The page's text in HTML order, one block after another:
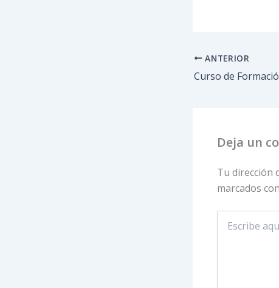
ANTERIOR
Deja un
Tu dirección
marcados con
aquí...